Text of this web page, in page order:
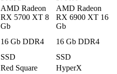
AMD Radeon
RX 5700 XT 8
Gb
AMD Radeon
RX 6900 XT 16
Gb
16 Gb DDR4
16 Gb DDR4
SSD
SSD
Red Square
HyperX